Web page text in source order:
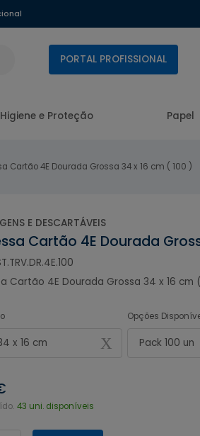
PORTAL PROFISSIONAL
Higiene e Proteção Papel
Cartão 4E Dourada Grossa 34 x 16 cm ( 100 )
E DESCARTÁVEIS
Cartão 4E Dourada
Cartão 4E Dourada Grossa 34 x 16 cm
x 16 cm
Opções
Pack 100 un
43 uni. disponíveis